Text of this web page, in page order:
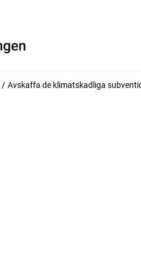
Avskaffa de klimatskadliga